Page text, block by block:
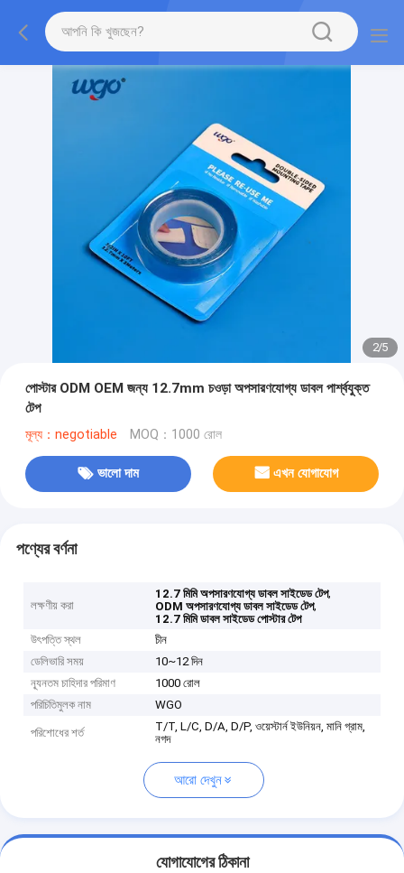
2/5
পোস্টার ODM OEM জন্য 12.7mm চওড়া অপসারণযোগ্য ডাবল পার্শ্বযুক্ত
টেপ
মূল্য：negotiable MOQ：1000 রোল
ভালো দাম এখন যোগাযোগ
পণ্যের বর্ণনা
লক্ষণীয় করা
12.7 মিমি অপসারণযোগ্য ডাবল সাইডেড টেপ,
ODM অপসারণযোগ্য ডাবল সাইডেড টেপ,
12.7 মিমি ডাবল সাইডেড পোস্টার টেপ
উৎপত্তি স্থল
চীন
ডেলিভারি সময়
10~12 দিন
ন্যূনতম চাহিদার পরিমাণ
1000 রোল
পরিচিতিমুলক নাম
WGO
পরিশোধের শর্ত
T/T, L/C, D/A, D/P, ওয়েস্টার্ন ইউনিয়ন, মানি গ্রাম,
নগদ
আরো দেখুন
যোগাযোগের ঠিকানা